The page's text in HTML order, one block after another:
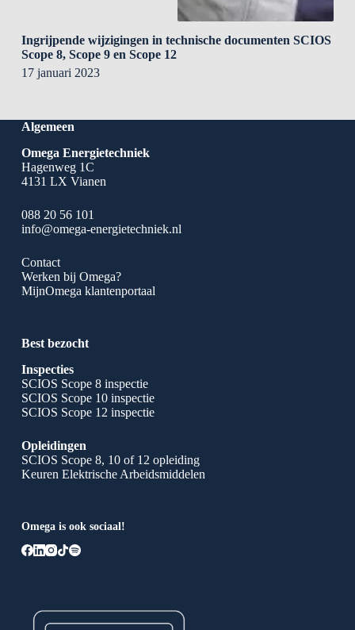
Ingrijpende wijzigingen in technische documenten SCIOS
Scope 8, Scope 9 en Scope 12
17 januari 2023
Algemeen
Omega Energietechniek
Hagenweg 1C
4131 LX Vianen
088 20 56 101
info@omega-energietechniek.nl
Contact
Werken bij Omega?
MijnOmega klantenportaal
Best bezocht
Inspecties
SCIOS Scope 8 inspectie
SCIOS Scope 10 inspectie
SCIOS Scope 12 inspectie
Opleidingen
SCIOS Scope 8, 10 of 12 opleiding
Keuren Elektrische Arbeidsmiddelen
Omega is ook sociaal!